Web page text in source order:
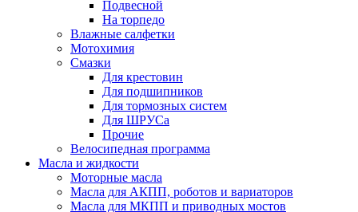
Подвесной
На торпедо
Влажные салфетки
Мотохимия
Смазки
Для крестовин
Для подшипников
Для тормозных систем
Для ШРУСа
Прочие
Велосипедная программа
Масла и жидкости
Моторные масла
Масла для АКПП, роботов и вариаторов
Масла для МКПП и приводных мостов